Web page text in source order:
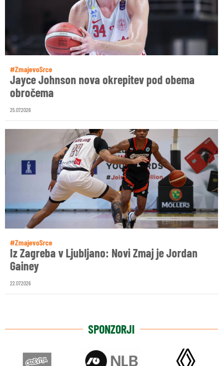
#ZmajevoSrce
Jayce Johnson nova okrepitev pod obema
obročema
25.07.2026
#ZmajevoSrce
Iz Zagreba v Ljubljano: Novi Zmaj je Jordan
Gainey
22.07.2026
SPONZORJI